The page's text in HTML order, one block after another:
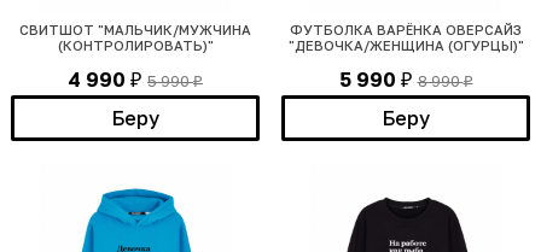
СВИТШОТ "МАЛЬЧИК/МУЖЧИНА
(КОНТРОЛИРОВАТЬ)"
4 990 ₽ 5 990₽
Беру
ФУТБОЛКА ВАРЁНКА ОВЕРСАЙЗ
"ДЕВОЧКА/ЖЕНЩИНА (ОГУРЦЫ)"
5 990 ₽ 8 990₽
Беру